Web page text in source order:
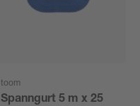
toom
Spanngurt 5 m x 25